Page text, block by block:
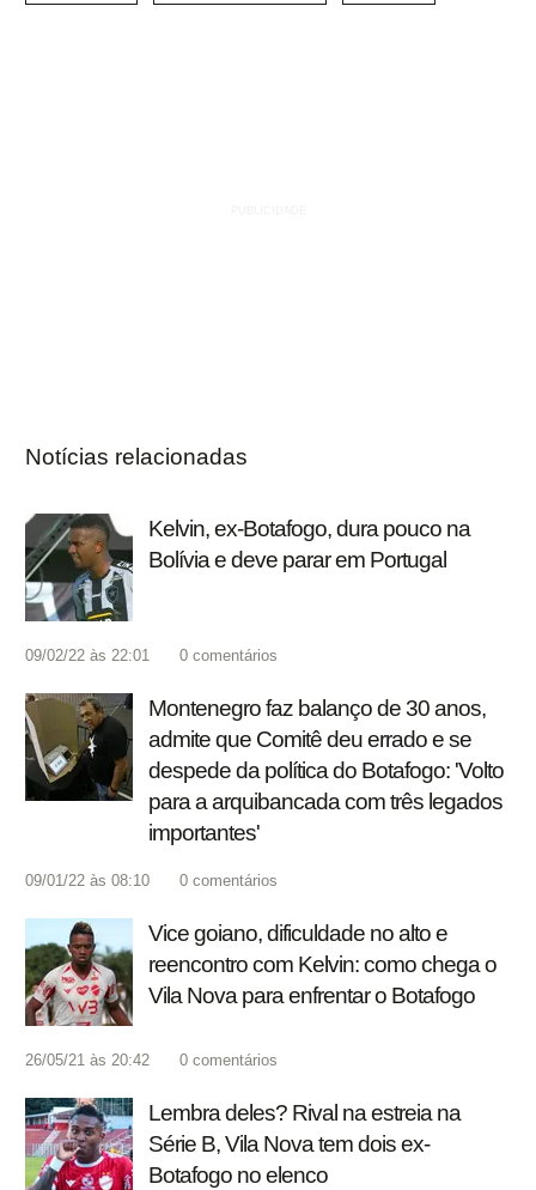
Notícias relacionadas
Kelvin, ex-Botafogo, dura pouco na
Bolívia e deve parar em Portugal
09/02/22 às 22:01 0 comentários
Montenegro faz balanço de 30 anos,
admite que Comitê deu errado e se
despede da política do Botafogo: 'Volto
para a arquibancada com três legados
importantes'
09/01/22 às 08:10 0 comentários
Vice goiano, dificuldade no alto e
reencontro com Kelvin: como chega o
Vila Nova para enfrentar o Botafogo
26/05/21 às 20:42 0 comentários
Lembra deles? Rival na estreia na
Série B, Vila Nova tem dois ex-
Botafogo no elenco